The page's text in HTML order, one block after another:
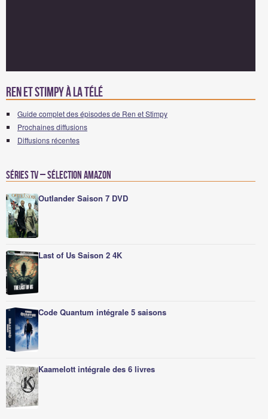
Ren et Stimpy à la télé
Guide complet des épisodes de Ren et Stimpy
Prochaines diffusions
Diffusions récentes
Séries TV – Sélection Amazon
Outlander Saison 7 DVD
Last of Us Saison 2 4K
Code Quantum intégrale 5 saisons
Kaamelott intégrale des 6 livres